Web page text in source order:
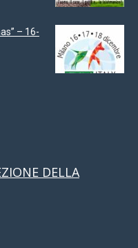
– 16-
DELLA